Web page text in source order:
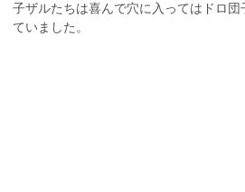
子ザルたちは喜んで穴に入ってはドロ
ていました。